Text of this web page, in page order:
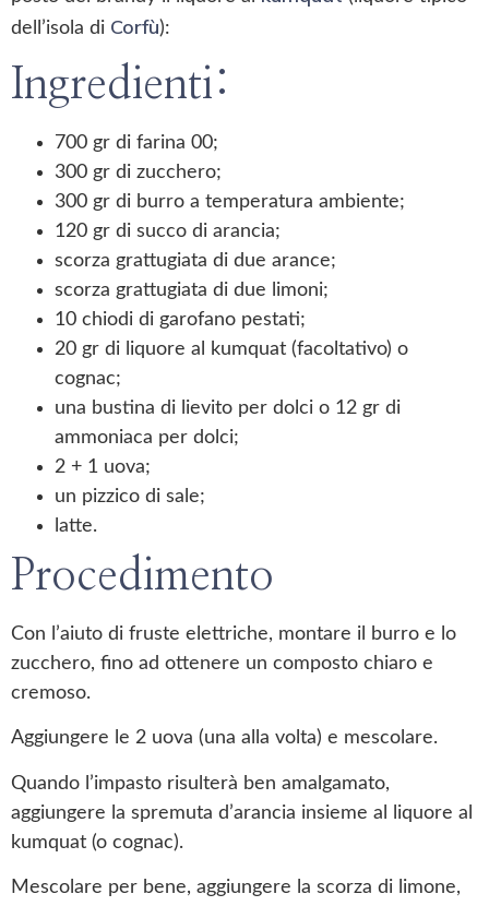
dell’isola di Corfù):
Ingredienti:
700 gr di farina 00;
300 gr di zucchero;
300 gr di burro a temperatura ambiente;
120 gr di succo di arancia;
scorza grattugiata di due arance;
scorza grattugiata di due limoni;
10 chiodi di garofano pestati;
20 gr di liquore al kumquat (facoltativo) o
cognac;
una bustina di lievito per dolci o 12 gr di
ammoniaca per dolci;
2 + 1 uova;
un pizzico di sale;
latte.
Procedimento
Con l’aiuto di fruste elettriche, montare il burro e lo
zucchero, fino ad ottenere un composto chiaro e
cremoso.
Aggiungere le 2 uova (una alla volta) e mescolare.
Quando l’impasto risulterà ben amalgamato,
aggiungere la spremuta d’arancia insieme al liquore al
kumquat (o cognac).
Mescolare per bene, aggiungere la scorza di limone,